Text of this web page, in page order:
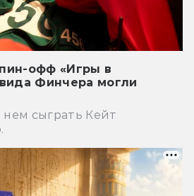
офф «Игры в
Финчера могли
сыграть Кейт